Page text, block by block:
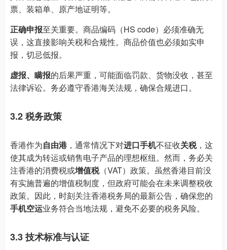
票、装箱单、原产地证明等。
正确申报至关重要。商品编码（HS code）必须准确无
误，这直接影响关税和合规性。商品价值也必须如实申
报，切忌低报。
虚报、瞒报的后果严重，可能面临罚款、货物没收，甚至
法律诉讼。务必遵守香港海关法规，确保合规进口。
3.2 税务政策
香港作为自由港，通常情况下对进口手机不征收关税，这
使其成为转运或销售电子产品的理想枢纽。然而，务必关
注香港的消费税或增值税（VAT）政策。虽然香港目前没
有实施普遍的增值税制度，但政府可能会在未来调整税收
政策。因此，时刻关注香港税务局的最新公告，确保您的
手机空运业务符合当地法规，避免不必要的税务风险。
3.3 技术标准与认证